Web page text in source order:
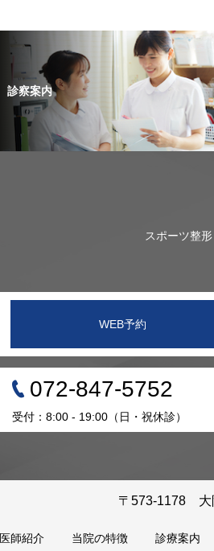
診察案内
スポーツ整形
WEB予約
072-847-5752
受付：8:00 - 19:00（日・祝休診）
〒573-1178 大
医師紹介 当院の特徴 診療案内